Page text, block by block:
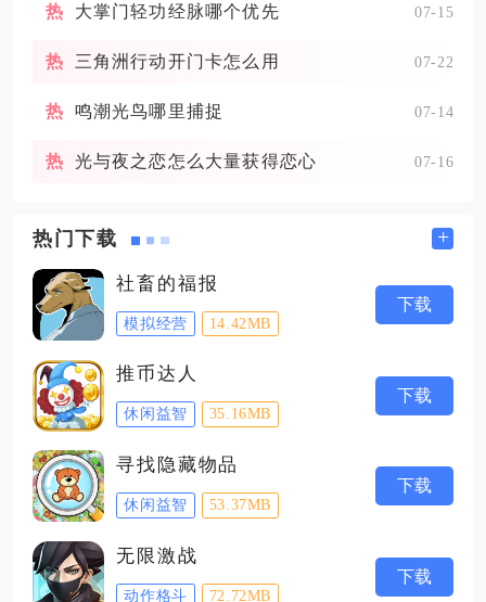
大掌门轻功经脉哪个优先 07-15
三角洲行动开门卡怎么用 07-22
鸣潮光鸟哪里捕捉 07-14
光与夜之恋怎么大量获得恋心 07-16
热门下载 +
社畜的福报
模拟经营 14.42MB
下载
推币达人
休闲益智 35.16MB
下载
寻找隐藏物品
休闲益智 53.37MB
下载
无限激战
动作格斗 72.72MB
下载